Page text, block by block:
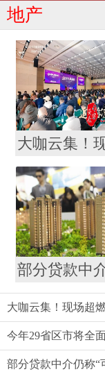
地产
今年29省区市将全
部分贷款中介仍称“